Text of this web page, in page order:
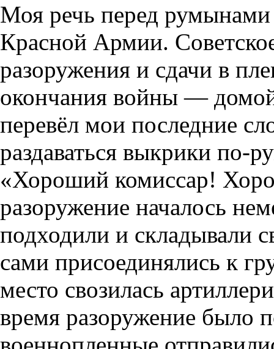
Моя речь перед
Красной Армии.
разоружения и сдачи в
окончания войны —
перевёл мои последние
раздаваться выкрики по-
«Хороший комиссар!
разоружение началось
подходили и складывали
сами присоединялись к
место свозилась
время разоружение было